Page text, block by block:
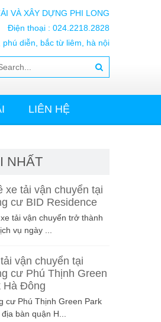
VÀ XÂY DỰNG PHI LONG
Điện thoại : 024.2218.2828
diễn, bắc từ liêm, hà nội
LIÊN HỆ
NHẤT
xe tải vận chuyển tại
cư BID Residence
tải vận chuyển trở thành
vụ ngày ...
vận chuyển tại
cư Phú Thịnh Green
Hà Đông
cư Phú Thịnh Green Park
bàn quận H...